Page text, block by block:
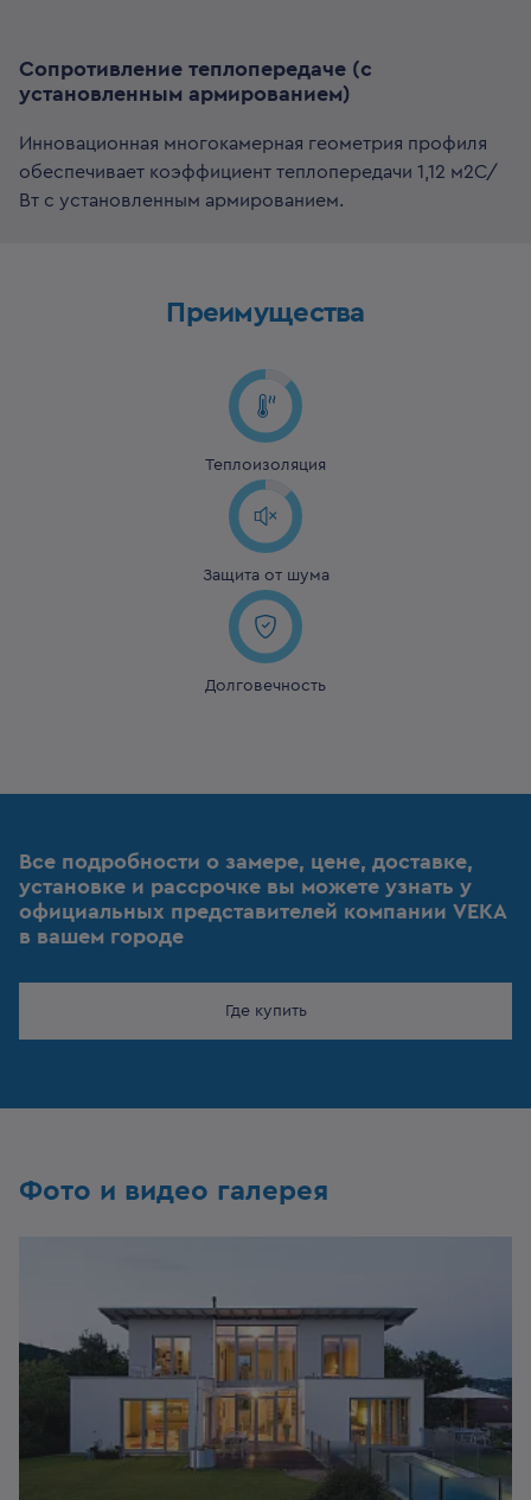
Сопротивление теплопередаче (с
установленным армированием)
Инновационная многокамерная геометрия профиля
обеспечивает коэффициент теплопередачи 1,12 м2С/
Вт с установленным армированием.
Преимущества
Теплоизоляция
Защита от шума
Долговечность
Все подробности о замере, цене, доставке,
установке и рассрочке вы можете узнать у
официальных представителей компании VEKA
в вашем городе
Где купить
Фото и видео галерея